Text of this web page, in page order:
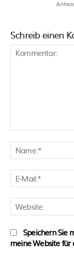
Schreib einen
Speichern Sie
meine Website für